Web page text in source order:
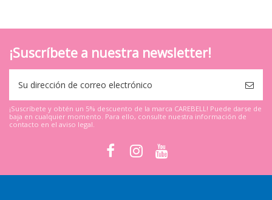
¡Suscríbete a nuestra newsletter!
¡Suscríbete y obtén un 5% descuento de la marca CAREBELL! Puede darse de
baja en cualquier momento. Para ello, consulte nuestra información de
contacto en el aviso legal.